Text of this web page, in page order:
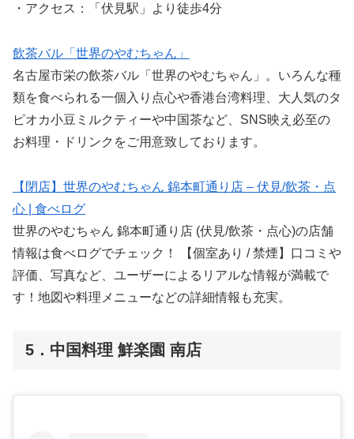
・アクセス：「伏見駅」より徒歩4分
飲茶バル「世界のやむちゃん」
名古屋市栄の飲茶バル「世界のやむちゃん」。いろんな種
類を食べられる一個入り点心や香港台湾料理、大人気のタ
ピオカ小豆ミルクティーや中国茶など、SNS映え必至の
お料理・ドリンクをご用意致しております。
【閉店】世界のやむちゃん 錦本町通り店 – 伏見/飲茶・点
心 | 食べログ
世界のやむちゃん 錦本町通り店 (伏見/飲茶・点心)の店舗
情報は食べログでチェック！ 【個室あり / 禁煙】口コミや
評価、写真など、ユーザーによるリアルな情報が満載で
す！地図や料理メニューなどの詳細情報も充実。
5．中国料理 鮮楽園 南店